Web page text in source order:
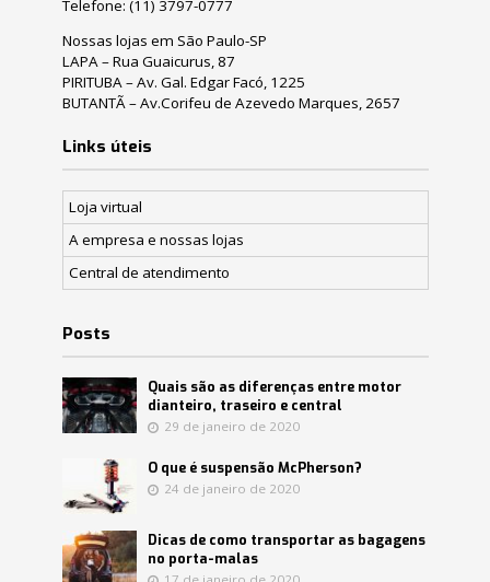
Telefone: (11) 3797-0777
Nossas lojas em São Paulo-SP
LAPA – Rua Guaicurus, 87
PIRITUBA – Av. Gal. Edgar Facó, 1225
BUTANTÃ – Av.Corifeu de Azevedo Marques, 2657
Links úteis
Loja virtual
A empresa e nossas lojas
Central de atendimento
Posts
Quais são as diferenças entre motor
dianteiro, traseiro e central
29 de janeiro de 2020
O que é suspensão McPherson?
24 de janeiro de 2020
Dicas de como transportar as bagagens
no porta-malas